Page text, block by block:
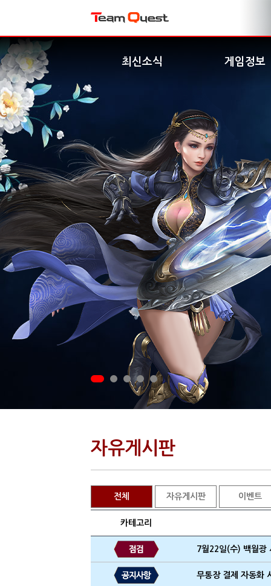
최신소식 게임정보
자유게시판
전체 자유게시판 이벤트
카테고리
7월22일(수) 백월광
무통장 결제 자동화